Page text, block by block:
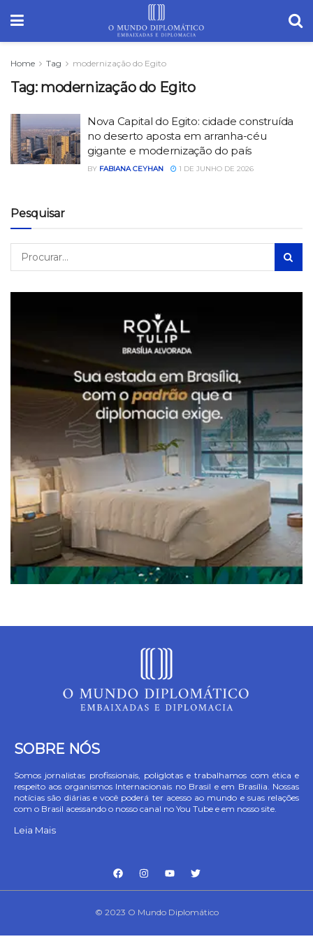
Home Tag modernização do Egito
Tag: modernização do Egito
Nova Capital do Egito: cidade construída
no deserto aposta em arranha-céu
gigante e modernização do país
BY FABIANA CEYHAN 1 DE JUNHO DE 2026
Pesquisar
SOBRE NÓS
Somos jornalistas profissionais, poliglotas e trabalhamos com ética e
respeito aos organismos Internacionais no Brasil e em Brasília. Nossas
notícias são diárias e você poderá ter acesso ao mundo e suas relações
com o Brasil acessando o nosso canal no You Tube e em nosso site.
Leia Mais
© 2023 O Mundo Diplomático